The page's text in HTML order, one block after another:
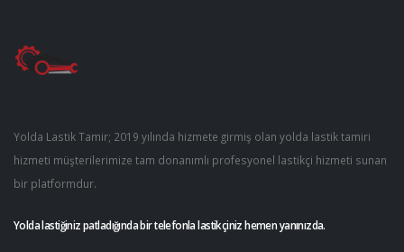
Yolda Lastik Tamir; 2019 yılında hizmete girmiş olan yolda lastik tamiri
hizmeti müşterilerimize tam donanımlı profesyonel lastikçi hizmeti sunan
bir platformdur.
Yolda lastiğiniz patladığında bir telefonla lastikçiniz hemen yanınızda.